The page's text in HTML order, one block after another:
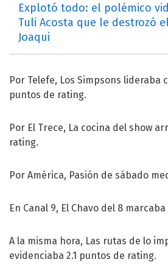
Explotó todo: el polémico
Tuli Acosta que le destrozó
Joaqui
Por Telefe, Los Simpsons lideraba
puntos de rating.
Por El Trece, La cocina del show
rating.
Por América, Pasión de sábado
En Canal 9, El Chavo del 8
A la misma hora, Las rutas de lo
evidenciaba 2.1 puntos de rating.